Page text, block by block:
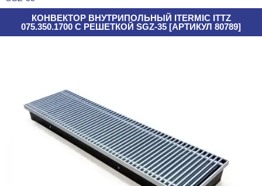
КОНВЕКТОР ВНУТРИПОЛЬНЫЙ ITERMIC ITTZ
075.350.1700 С РЕШЕТКОЙ SGZ-35 [АРТИКУЛ 80789]